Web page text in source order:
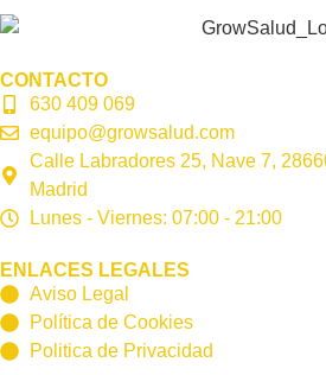
CONTACTO
630 409 069
equipo@growsalud.com
Calle Labradores 25, Nave 7,
Madrid
Lunes - Viernes: 07:00 - 21:00
ENLACES LEGALES
Aviso Legal
Política de Cookies
Politica de Privacidad